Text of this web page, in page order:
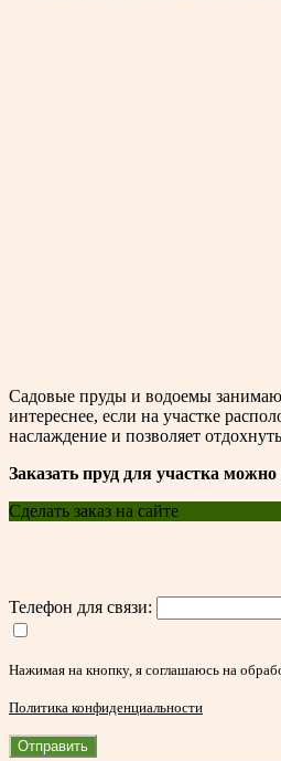
Садовые пруды и водоемы
интереснее, если на участке
наслаждение и позволяет
Заказать пруд для участка
Сделать заказ на сайте
Телефон для связи:
Нажимая на кнопку, я соглашаюсь на
Политика конфиденциальности
Отправить